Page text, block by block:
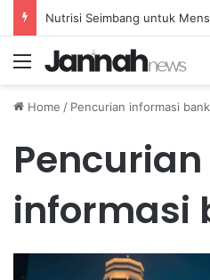
Menu
Home / Pencurian informasi bank
Pencurian
informasi